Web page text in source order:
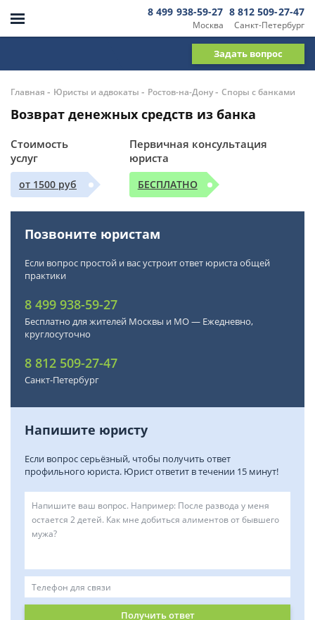
Москва
8 499 938-59-27
Санкт-Петербург
8 812 509-27-47
Задать вопрос
Главная - Юристы и адвокаты - Ростов-на-Дону- Споры с банками
Возврат денежных средств из банка
Стоимость
услуг
от 1500 руб
Первичная консультация
юриста
БЕСПЛАТНО
Позвоните юристам
Если вопрос простой и вас устроит ответ юриста общей
практики
8 499 938-59-27
Бесплатно для жителей Москвы и МО — Ежедневно,
круглосуточно
8 812 509-27-47
Санкт-Петербург
Напишите юристу
Если вопрос серьёзный, чтобы получить ответ
профильного юриста. Юрист ответит в течении 15 минут!
Получить ответ